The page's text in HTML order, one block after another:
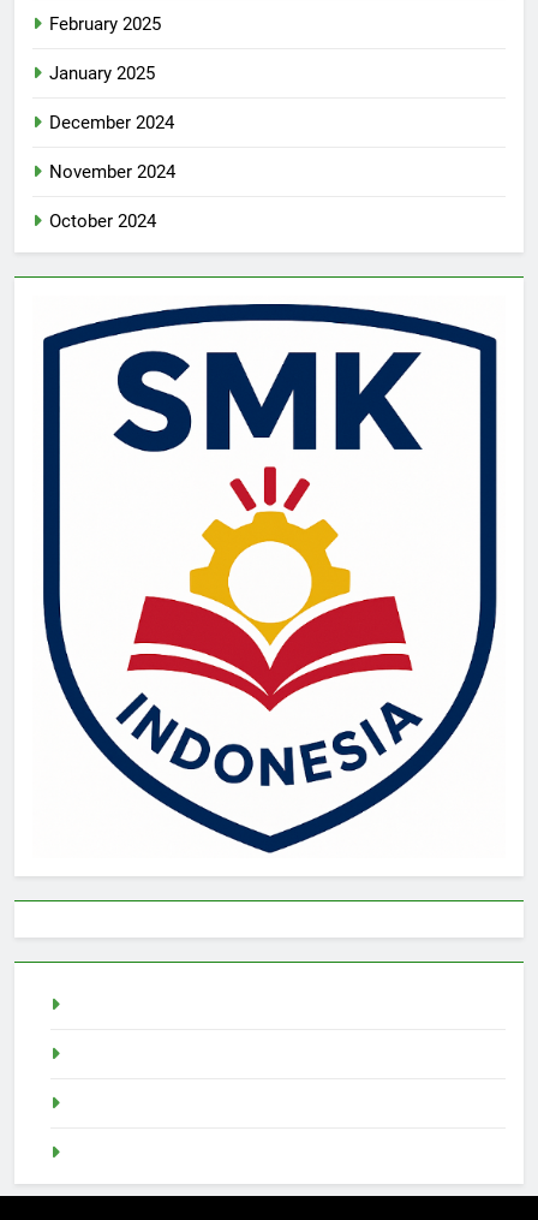
February 2025
January 2025
December 2024
November 2024
October 2024